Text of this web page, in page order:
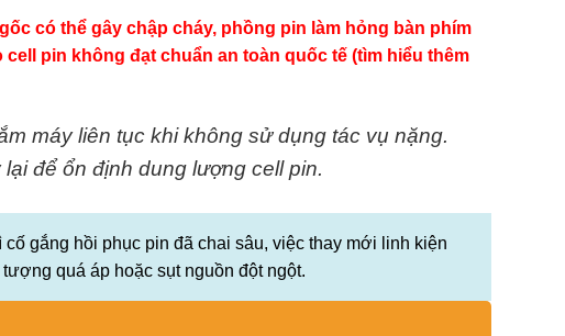
có thể gây chập cháy, phồng pin làm hỏng bàn phím
pin không đạt chuẩn an toàn quốc tế (tìm hiểu thêm
máy liên tục khi không sử dụng tác vụ nặng.
để ổn định dung lượng cell pin.
gắng hồi phục pin đã chai sâu, việc thay mới linh kiện
quá áp hoặc sụt nguồn đột ngột.